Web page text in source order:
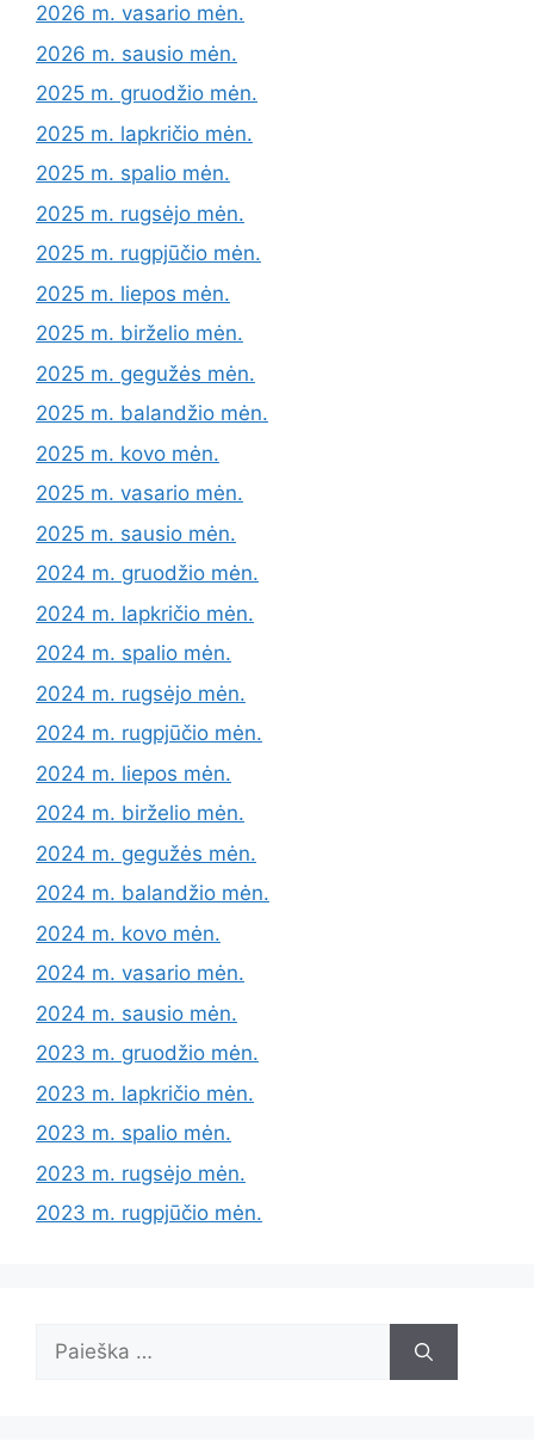
2026 m. vasario mėn.
2026 m. sausio mėn.
2025 m. gruodžio mėn.
2025 m. lapkričio mėn.
2025 m. spalio mėn.
2025 m. rugsėjo mėn.
2025 m. rugpjūčio mėn.
2025 m. liepos mėn.
2025 m. birželio mėn.
2025 m. gegužės mėn.
2025 m. balandžio mėn.
2025 m. kovo mėn.
2025 m. vasario mėn.
2025 m. sausio mėn.
2024 m. gruodžio mėn.
2024 m. lapkričio mėn.
2024 m. spalio mėn.
2024 m. rugsėjo mėn.
2024 m. rugpjūčio mėn.
2024 m. liepos mėn.
2024 m. birželio mėn.
2024 m. gegužės mėn.
2024 m. balandžio mėn.
2024 m. kovo mėn.
2024 m. vasario mėn.
2024 m. sausio mėn.
2023 m. gruodžio mėn.
2023 m. lapkričio mėn.
2023 m. spalio mėn.
2023 m. rugsėjo mėn.
2023 m. rugpjūčio mėn.
Ieškoti: